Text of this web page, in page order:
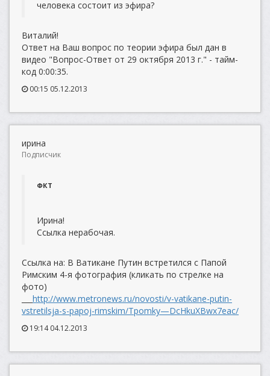
человека состоит из эфира?
Виталий!
Ответ на Ваш вопрос по теории эфира был дан в
видео "Вопрос-Ответ от 29 октября 2013 г." - тайм-
код 0:00:35.
00:15 05.12.2013
ирина
Подписчик
ФКТ
Ирина!
Ссылка нерабочая.
Ссылка на: В Ватикане Путин встретился с Папой
Римским 4-я фотография (кликать по стрелке на
фото)
http://www.metronews.ru/novosti/v-vatikane-putin-
vstretilsja-s-papoj-rimskim/Tpomky—DcHkuXBwx7eac/
19:14 04.12.2013